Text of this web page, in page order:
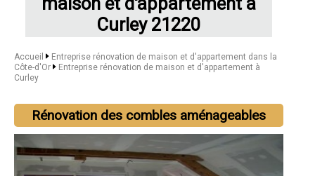
Curley 21220
Accueil
Entreprise rénovation de maison et d'appartement dans la
Côte-d'Or
Entreprise rénovation de maison et d'appartement à
Curley
Rénovation des combles aménageables